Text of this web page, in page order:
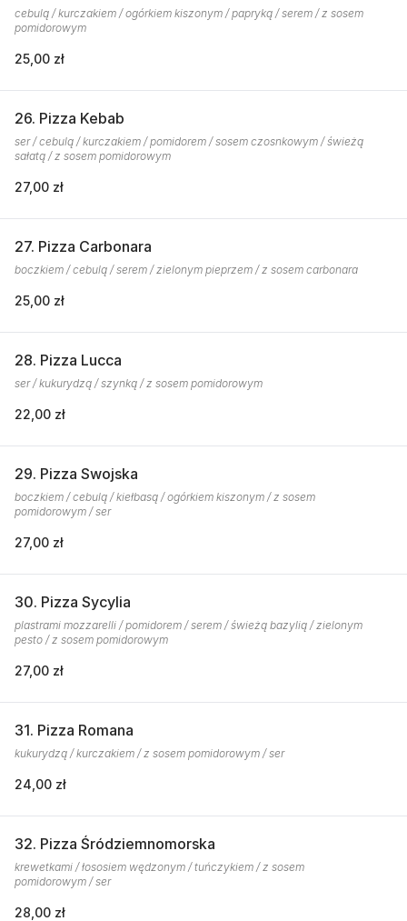
cebulą / kurczakiem / ogórkiem kiszonym / papryką / serem / z sosem
pomidorowym
25,00 zł
26. Pizza Kebab
ser / cebulą / kurczakiem / pomidorem / sosem czosnkowym / świeżą
sałatą / z sosem pomidorowym
27,00 zł
27. Pizza Carbonara
boczkiem / cebulą / serem / zielonym pieprzem / z sosem carbonara
25,00 zł
28. Pizza Lucca
ser / kukurydzą / szynką / z sosem pomidorowym
22,00 zł
29. Pizza Swojska
boczkiem / cebulą / kiełbasą / ogórkiem kiszonym / z sosem
pomidorowym / ser
27,00 zł
30. Pizza Sycylia
plastrami mozzarelli / pomidorem / serem / świeżą bazylią / zielonym
pesto / z sosem pomidorowym
27,00 zł
31. Pizza Romana
kukurydzą / kurczakiem / z sosem pomidorowym / ser
24,00 zł
32. Pizza Śródziemnomorska
krewetkami / łososiem wędzonym / tuńczykiem / z sosem
pomidorowym / ser
28,00 zł